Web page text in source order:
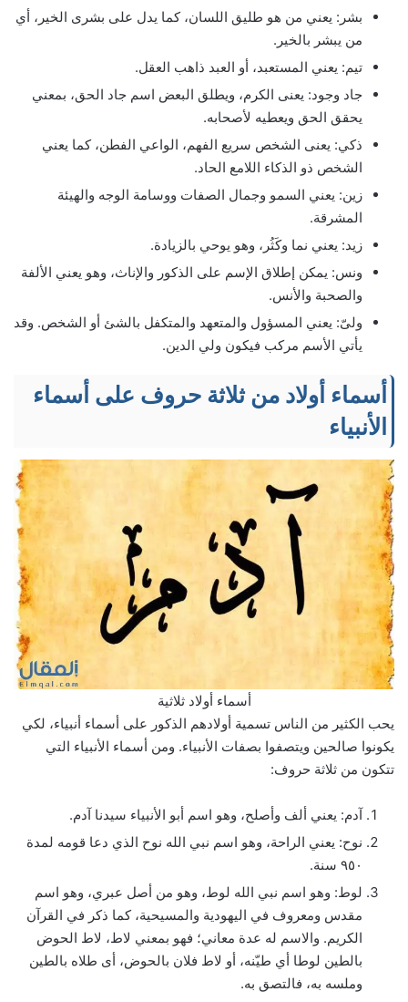
بشر: يعني من هو طليق اللسان، كما يدل على بشرى الخير، أي
من يبشر بالخير.
تيم: يعني المستعبد، أو العبد ذاهب العقل.
جاد وجود: يعنى الكرم، ويطلق البعض اسم جاد الحق، بمعني
يحقق الحق ويعطيه لأصحابه.
ذكي: يعنى الشخص سريع الفهم، الواعي الفطن، كما يعني
الشخص ذو الذكاء اللامع الحاد.
زين: يعني السمو وجمال الصفات ووسامة الوجه والهيئة
المشرقة.
زيد: يعني نما وكَثُر، وهو يوحي بالزيادة.
ونس: يمكن إطلاق الإسم على الذكور والإناث، وهو يعني الألفة
والصحبة والأنس.
ولىّ: يعني المسؤول والمتعهد والمتكفل بالشئ أو الشخص. وقد
يأتي الأسم مركب فيكون ولي الدين.
أسماء أولاد من ثلاثة حروف على أسماء
الأنبياء
أسماء أولاد ثلاثية
يحب الكثير من الناس تسمية أولادهم الذكور على أسماء أنبياء، لكي
يكونوا صالحين ويتصفوا بصفات الأنبياء. ومن أسماء الأنبياء التي
تتكون من ثلاثة حروف:
آدم: يعني ألف وأصلح، وهو اسم أبو الأنبياء سيدنا آدم.
نوح: يعني الراحة، وهو اسم نبي الله نوح الذي دعا قومه لمدة
٩٥٠ سنة.
لوط: وهو اسم نبي الله لوط، وهو من أصل عبري، وهو اسم
مقدس ومعروف في اليهودية والمسيحية، كما ذكر في القرآن
الكريم. والاسم له عدة معاني؛ فهو بمعني لاط، لاط الحوض
بالطين لوطا أي طيّنه، أو لاط فلان بالحوض، أى طلاه بالطين
وملسه به، فالتصق به.